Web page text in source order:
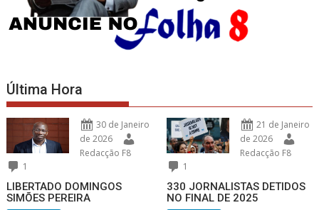
Última Hora
30 de Janeiro
de 2026
Redacção F8
1
LIBERTADO DOMINGOS
SIMÕES PEREIRA
21 de Janeiro
de 2026
Redacção F8
1
330 JORNALISTAS DETIDOS
NO FINAL DE 2025